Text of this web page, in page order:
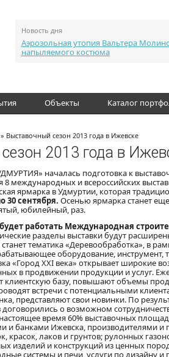
Новость дня
Аэрозольная утопия Вальтера
напыляемого костюма
Объекты Каталог
» Выставочный сезон 2013 года в Ижевске
2013 года в
началась подготовка к
8 международных и всероссийских
ярмарка в Удмуртии, которая
30 сентября. Осенью ярмарка станет
юбилейный, раз.
будет работать Международная
разделы выставки будут
тематика «Деревообработка», в
оборудование, инструмент,
«Город XXI века» открывает широкие
в продвижении продукции и услуг.
клиентскую базу, повышают объемы
встречи с потенциальными
представляют свои новинки. По
договорились о возможном
время 60% выставочных
и банками Ижевска, производителями и
красок, лаков и грунтов; рулонных
изделий и конструкций из ценных